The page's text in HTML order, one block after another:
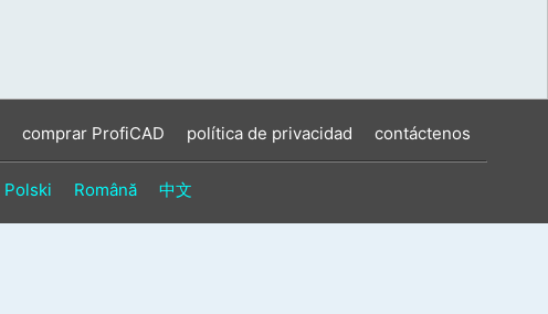
comprar ProfiCAD política de privacidad contáctenos
Polski Română 中文